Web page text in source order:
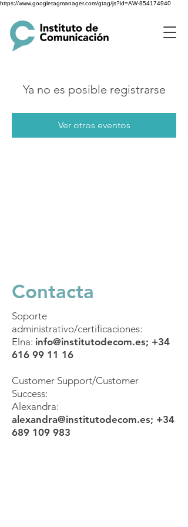
https://www.googletagmanager.com/gtag/js?id=AW-854174940
Ya no es posible registrarse
Ver otros eventos
Contacta
Soporte
administrativo/certificaciones:
Elna: info@institutodecom.es; +34
616 99 11 16
Customer Support/Customer
Success:
Alexandra:
alexandra@institutodecom.es; +34
689 109 983